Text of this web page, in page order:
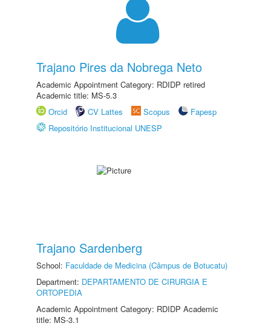
Trajano Pires da Nobrega Neto
Academic Appointment Category: RDIDP retired
Academic title: MS-5.3
Orcid
CV Lattes Scopus
Fapesp
Repositório Institucional UNESP
Trajano Sardenberg
School: Faculdade de Medicina (Câmpus de Botucatu)
Department: DEPARTAMENTO DE CIRURGIA E
ORTOPEDIA
Academic Appointment Category: RDIDP Academic
title: MS-3.1